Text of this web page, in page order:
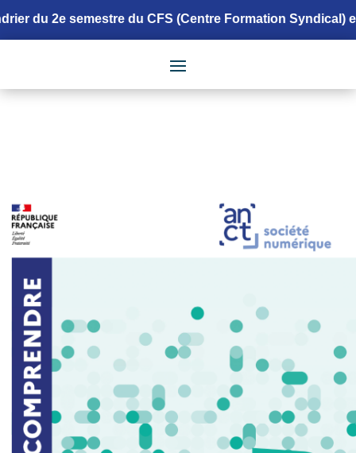
2e semestre du CFS (Centre Formation Syndical) est